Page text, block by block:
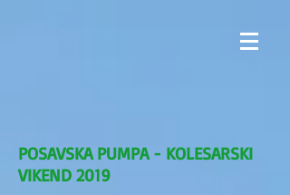
POSAVSKA PUMPA - KOLESARSKI
VIKEND 2019